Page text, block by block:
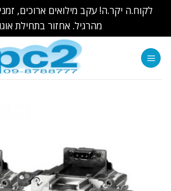
לקוח.ה יקר.ה! עקב מילואים ארוכים,
מהרגיל. אחזור בתחילת